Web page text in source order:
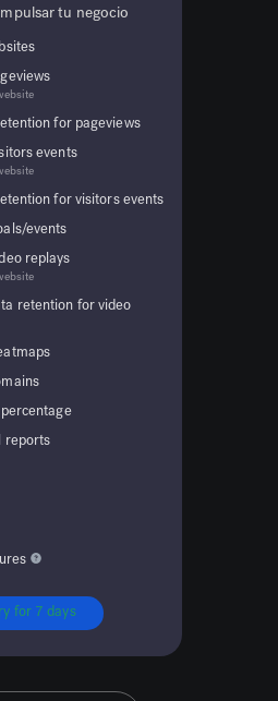
tu negocio
for pageviews
events
for visitors events
events
replays
retention for video
reports
for 7 days